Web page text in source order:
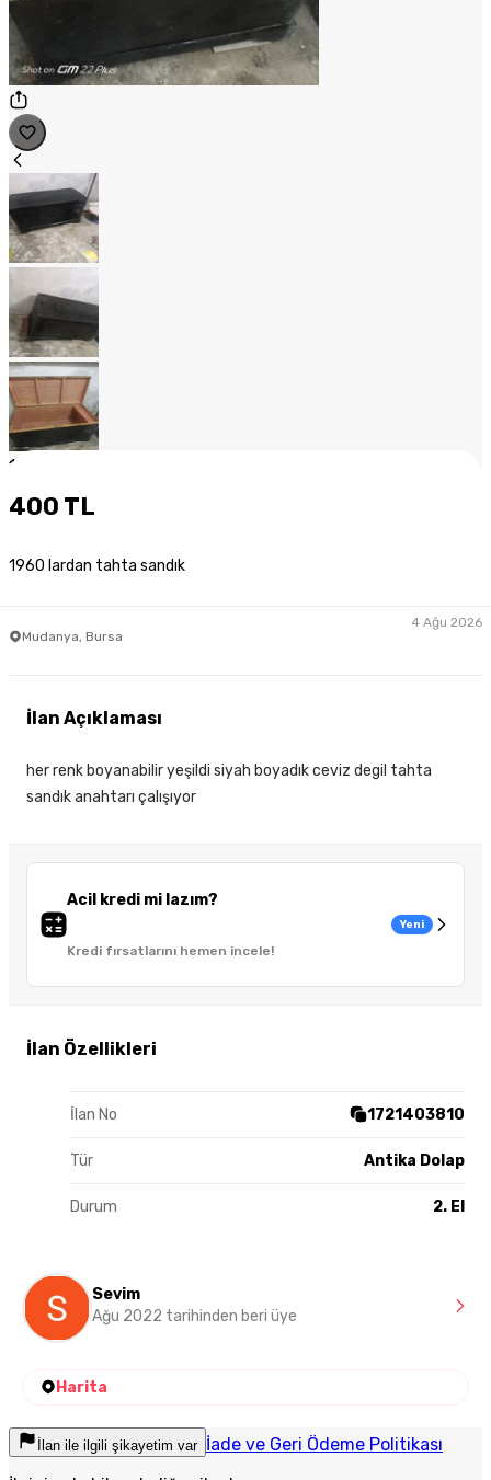
1
400 TL
1960 lardan tahta sandık
Mudanya, Bursa
4 Ağu 2026
Acil kredi mi lazım?
Kredi fırsatlarını hemen incele!
Yeni
İlan Özellikleri
İlan No 1721403810
Tür Antika Dolap
Durum 2. El
İlan Açıklaması
her renk boyanabilir yeşildi siyah boyadık ceviz degil tahta
sandık anahtarı çalışıyor
Sevim
Ağu 2022 tarihinden beri üye
Harita
İlan ile ilgili şikayetim var İade ve Geri Ödeme Politikası